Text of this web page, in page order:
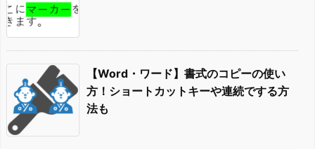
【Word・ワード】書式のコピーの使い
方！ショートカットキーや連続でする方
法も